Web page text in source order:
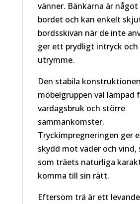
vänner. Bänkarna är något
bordet och kan enkelt
bordsskivan när de inte
ger ett prydligt intryck och
utrymme.
Den stabila
möbelgruppen väl lämpad
vardagsbruk och större
sammankomster.
Tryckimpregneringen ger
skydd mot väder och
som träets naturliga
komma till sin rätt.
Eftersom trä är ett